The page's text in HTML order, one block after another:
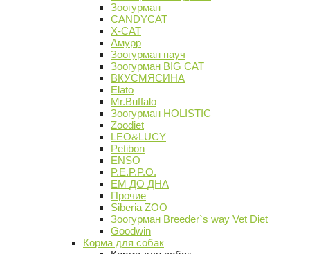
Зоогурман
CANDYCAT
X-CAT
Амурр
Зоогурман пауч
Зоогурман BIG CAT
ВКУСМЯСИНА
Elato
Mr.Buffalo
Зоогурман HOLISTIC
Zoodiet
LEO&LUCY
Petibon
ENSO
P.E.P.P.O.
ЕМ ДО ДНА
Прочие
Siberia ZOO
Зоогурман Breeder`s way Vet Diet
Goodwin
Корма для собак